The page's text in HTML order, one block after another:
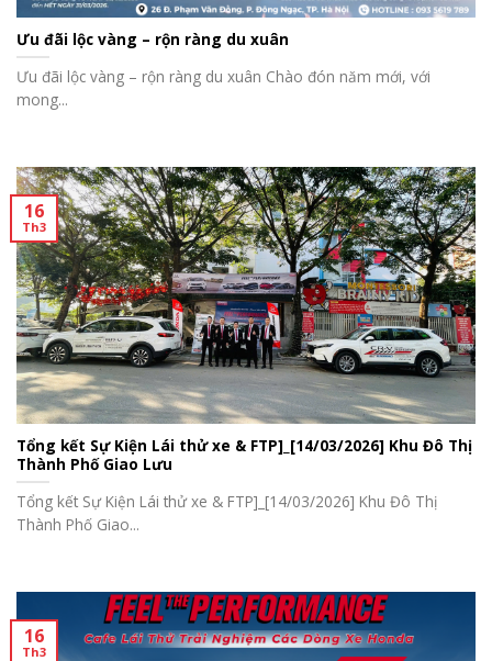
Ưu đãi lộc vàng – rộn ràng du xuân
Ưu đãi lộc vàng – rộn ràng du xuân Chào đón năm mới, với
mong...
Tổng kết Sự Kiện Lái thử xe & FTP]_[14/03/2026] Khu Đô Thị
Thành Phố Giao Lưu
Tổng kết Sự Kiện Lái thử xe & FTP]_[14/03/2026] Khu Đô Thị
Thành Phố Giao...
16
Th3
16
Th3